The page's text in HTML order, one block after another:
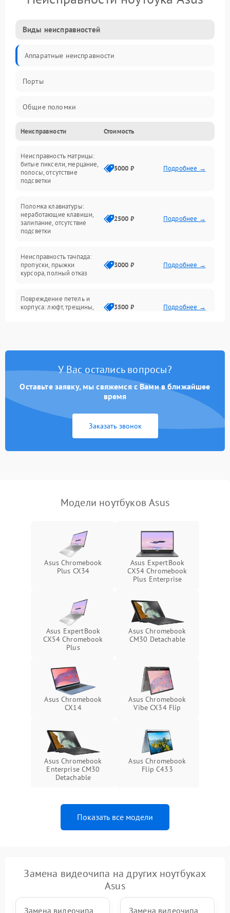
Виды неисправностей
Аппаратные неисправности
Порты
Общие поломки
Устройства
Программные ошибки
Электрические и системные сбои
Интерфейсные проблемы
Батарея
Сеть и интернет
Неисправности Стоимость
Неисправность матрицы:
битые пиксели, мерцание,
полосы, отсутствие
подсветки
5000 ₽ Подробнее →
Поломка клавиатуры:
неработающие клавиши,
залипание, отсутствие
подсветки
2500 ₽ Подробнее →
Неисправность тачпада:
пропуски, прыжки
курсора, полный отказ
3000 ₽ Подробнее →
Повреждение петель и
корпуса: люфт, трещины,
3500 ₽ Подробнее →
быстрая разрядка,
2500 ₽ Подробнее →
Неисправность зарядного
питания
2000 ₽ Подробнее →
неисправности кулера
пропадание диска
оперативной памяти:
вылеты приложений,
синие экраны
Подробнее →
Проблемы Wi‑Fi или
2500 ₽ Подробнее →
У Вас остались вопросы?
Оставьте заявку, мы свяжемся с Вами в ближайшее
время
Заказать звонок
Модели ноутбуков Asus
Asus Chromebook
Plus CX34
Asus ExpertBook
CX54 Chromebook
Plus Enterprise
Asus ExpertBook
CX54 Chromebook
Plus
Asus Chromebook
CM30 Detachable
Asus Chromebook
CX14
Asus Chromebook
Vibe CX34 Flip
Asus Chromebook
Enterprise CM30
Detachable
Asus Chromebook
Flip C433
Показать все модели
Замена видеочипа на других ноутбуках
Asus
Замена видеочипа
Замена видеочипа